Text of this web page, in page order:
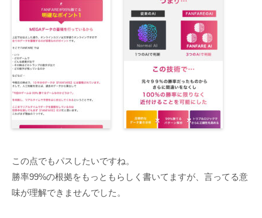
この点でもパスしたいですね。
勝率99%の根拠をもっともらしく書いてますが、言ってる意
味が理解できませんでした。